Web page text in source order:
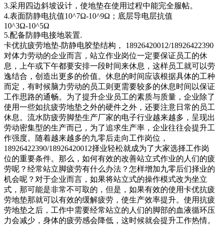
3.采用四边斜坡设计，使地垫在使用过程中能完全服帖。
4.表面防静电抗值10^7Ω-10^9Ω；底层导电层抗值
10^3Ω-10^5Ω
5.配备防静电接地装置.
卡优抗疲劳地垫-防静电胶垫结构， 18926420012/18926422390
对体力劳动的企业而言，站立作业岗位一定要保证员工的休
息，上午或下午都要安排一段时间来休息，这样员工就可以劳
逸结合，创造出更多的价值。休息的时间应该根据具体的工种
而定，有时候脑力劳动的员工则更需要较多的休息时间以保证
工作思路的通畅。为了提升企业员工的素质与质量，企业除了
使用一些如抗疲劳地垫之外的硬件之外，还要注意日常的员工
休息。流水防疲劳脚垫生产厂家的电子行业越来越多，呈现出
劳动密集型的生产而已，为了追求生产率，企业往往会提升工
作强度。随着越来越多的九零后走向工作岗位，
18926422390/18926420012择业轻松就成为了大家选择工作岗
位的重要条件。那么，如何有效的改善站立式作业的人们的疲
劳呢？经常站立脚疲劳有什么办法？怎样增加九零后们择业的
机会呢？对于企业而言，如果将站立式的操作模式改为坐立
式，那可能是非常不可取的，但是，如果有效的使用卡优抗疲
劳地垫那就可以有效的缓解疲劳，使生产效率提升。使用抗疲
劳地垫之后，工作中需要经常站立的人们的脚部的血液循环压
力会减少，身体的疲劳感会降低，这时候就会提升工作热情。